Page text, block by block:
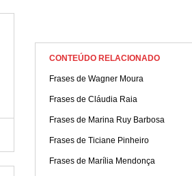
CONTEÚDO RELACIONADO
Frases de Wagner Moura
Frases de Cláudia Raia
Frases de Marina Ruy Barbosa
Frases de Ticiane Pinheiro
Frases de Marília Mendonça